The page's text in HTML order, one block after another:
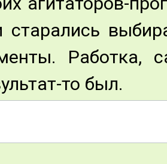
старались
Работка,
то был.